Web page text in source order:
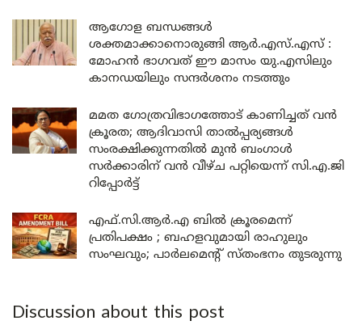
ആഗോള ബന്ധങ്ങൾ
ശക്തമാക്കാനൊരുങ്ങി ആർ.എസ്.എസ് :
മോഹൻ ഭാഗവത് ഈ മാസം യു.എസിലും
കാനഡയിലും സന്ദർശനം നടത്തും
മമത ഗോത്രവിഭാഗത്തോട് കാണിച്ചത് വൻ
ക്രൂരത; ആദിവാസി താൽപ്പര്യങ്ങൾ
സംരക്ഷിക്കുന്നതിൽ മുൻ ബംഗാൾ
സർക്കാരിന് വൻ വീഴ്ച പറ്റിയെന്ന് സി.എ.ജി
റിപ്പോർട്ട്
എഫ്.സി.ആർ.എ ബിൽ ക്രൂരമെന്ന്
പ്രതിപക്ഷം ; ബഹളവുമായി രാഹുലും
സംഘവും; പാർലമെന്റ് സ്തംഭനം തുടരുന്നു
Discussion about this post